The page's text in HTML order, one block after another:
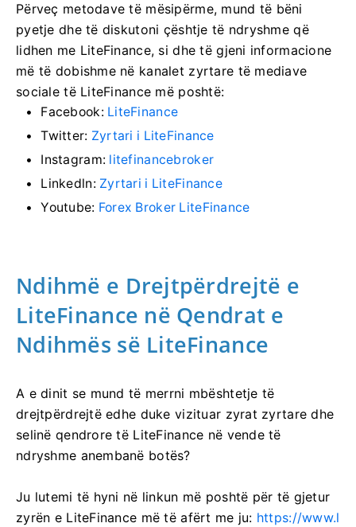
Përveç metodave të mësipërme, mund të bëni
pyetje dhe të diskutoni çështje të ndryshme që
lidhen me LiteFinance, si dhe të gjeni informacione
më të dobishme në kanalet zyrtare të mediave
sociale të LiteFinance më poshtë:
Facebook: LiteFinance
Twitter: Zyrtari i LiteFinance
Instagram: litefinancebroker
Linkedln: Zyrtari i LiteFinance
Youtube: Forex Broker LiteFinance
Ndihmë e Drejtpërdrejtë e
LiteFinance në Qendrat e
Ndihmës së LiteFinance
A e dinit se mund të merrni mbështetje të
drejtpërdrejtë edhe duke vizituar zyrat zyrtare dhe
selinë qendrore të LiteFinance në vende të
ndryshme anembanë botës?
Ju lutemi të hyni në linkun më poshtë për të gjetur
zyrën e LiteFinance më të afërt me ju: https://www.l